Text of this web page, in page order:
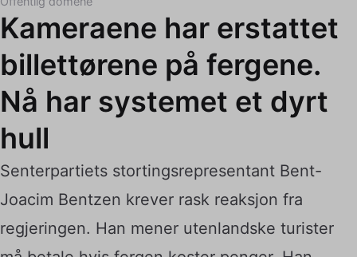
Kameraene har erstattet
billettørene på fergene.
Nå har systemet et dyrt
hull
Senterpartiets stortingsrepresentant Bent-
Joacim Bentzen krever rask reaksjon fra
regjeringen. Han mener utenlandske turister